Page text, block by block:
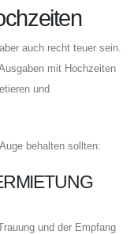
auch recht teuer sein.
mit Hochzeiten
und
behalten sollten:
und der Empfang